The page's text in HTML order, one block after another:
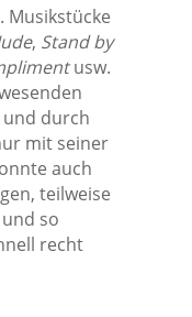
Musikstücke
, Stand by
usw.
durch
mit seiner
auch
teilweise
so
recht